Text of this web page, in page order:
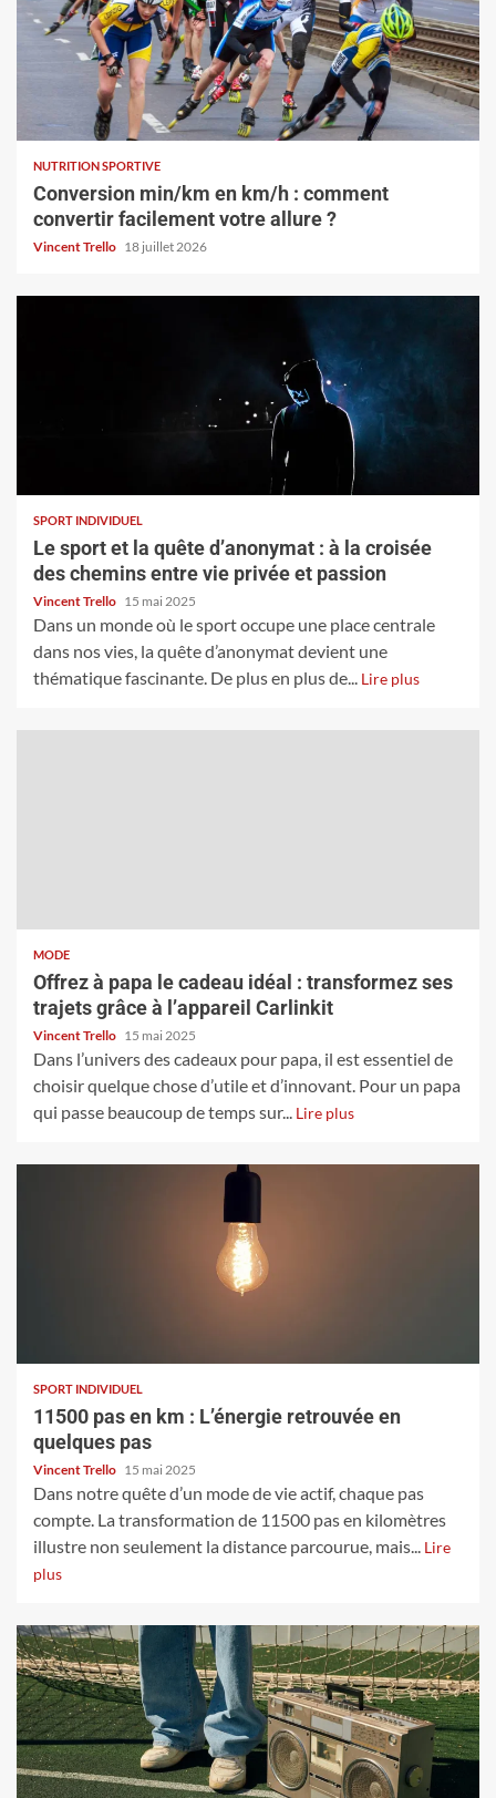
NUTRITION SPORTIVE
Conversion min/km en km/h : comment
convertir facilement votre allure ?
Vincent Trello 18 juillet 2026
SPORT INDIVIDUEL
Le sport et la quête d’anonymat : à la croisée
des chemins entre vie privée et passion
Vincent Trello 15 mai 2025
Dans un monde où le sport occupe une place centrale
dans nos vies, la quête d’anonymat devient une
thématique fascinante. De plus en plus de... Lire plus
MODE
Offrez à papa le cadeau idéal : transformez ses
trajets grâce à l’appareil Carlinkit
Vincent Trello 15 mai 2025
Dans l’univers des cadeaux pour papa, il est essentiel de
choisir quelque chose d’utile et d’innovant. Pour un papa
qui passe beaucoup de temps sur... Lire plus
SPORT INDIVIDUEL
11500 pas en km : L’énergie retrouvée en
quelques pas
Vincent Trello 15 mai 2025
Dans notre quête d’un mode de vie actif, chaque pas
compte. La transformation de 11500 pas en kilomètres
illustre non seulement la distance parcourue, mais... Lire
plus